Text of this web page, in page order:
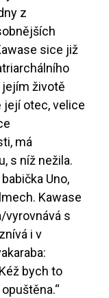
z
sice již
jejím životě
její otec, velice
má
s níž nežila.
Uno,
Kawase
vyrovnává s
i v
bych to